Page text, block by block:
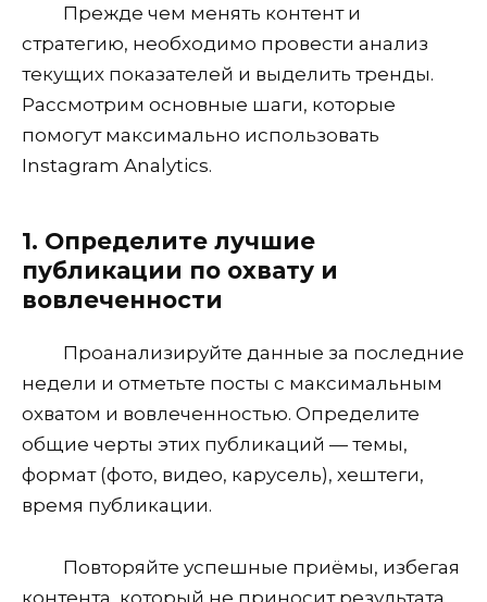
Прежде чем менять контент и
стратегию, необходимо провести анализ
текущих показателей и выделить тренды.
Рассмотрим основные шаги, которые
помогут максимально использовать
Instagram Analytics.
1. Определите лучшие
публикации по охвату и
вовлеченности
Проанализируйте данные за последние
недели и отметьте посты с максимальным
охватом и вовлеченностью. Определите
общие черты этих публикаций — темы,
формат (фото, видео, карусель), хештеги,
время публикации.
Повторяйте успешные приёмы, избегая